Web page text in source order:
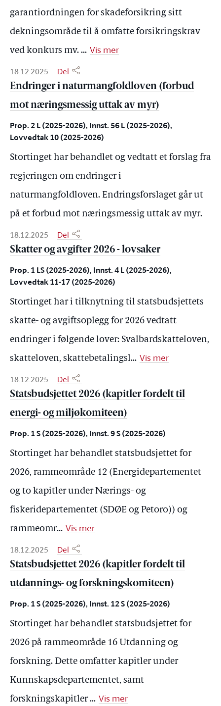
garantiordningen for skadeforsikring sitt
dekningsområde til å omfatte forsikringskrav
ved konkurs mv. ... Vis mer
18.12.2025
Del
Endringer i naturmangfoldloven (forbud
mot næringsmessig uttak av myr)
Prop. 2 L (2025-2026), Innst. 56 L (2025-2026),
Lovvedtak 10 (2025-2026)
Stortinget har behandlet og vedtatt et forslag fra
regjeringen om endringer i
naturmangfoldloven. Endringsforslaget går ut
på et forbud mot næringsmessig uttak av myr.
18.12.2025 Del
Skatter og avgifter 2026 - lovsaker
Prop. 1 LS (2025-2026), Innst. 4 L (2025-2026),
Lovvedtak 11-17 (2025-2026)
Stortinget har i tilknytning til statsbudsjettets
skatte- og avgiftsoplegg for 2026 vedtatt
endringer i følgende lover: Svalbardskatteloven,
skatteloven, skattebetalingsl... Vis mer
18.12.2025
Del
Statsbudsjettet 2026 (kapitler fordelt til
energi- og miljøkomiteen)
Prop. 1 S (2025-2026), Innst. 9 S (2025-2026)
Stortinget har behandlet statsbudsjettet for
2026, rammeområde 12 (Energidepartementet
og to kapitler under Nærings- og
fiskeridepartementet (SDØE og Petoro)) og
rammeomr... Vis mer
18.12.2025
Del
Statsbudsjettet 2026 (kapitler fordelt til
utdannings- og forskningskomiteen)
Prop. 1 S (2025-2026), Innst. 12 S (2025-2026)
Stortinget har behandlet statsbudsjettet for
2026 på rammeområde 16 Utdanning og
forskning. Dette omfatter kapitler under
Kunnskapsdepartementet, samt
forskningskapitler... Vis mer